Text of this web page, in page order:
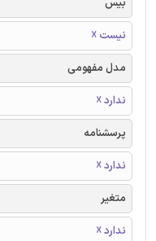
نیست ☓
مدل مفهومی
ندارد ☓
پرسشنامه
ندارد ☓
متغیر
ندارد ☓